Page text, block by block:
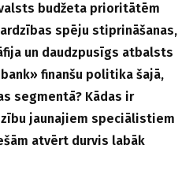
budžeta prioritātēm
spēju stiprināšanas,
un daudzpusīgs atbalsts
finanšu politika šajā,
segmentā? Kādas ir
jaunajiem speciālistiem
atvērt durvis labāk